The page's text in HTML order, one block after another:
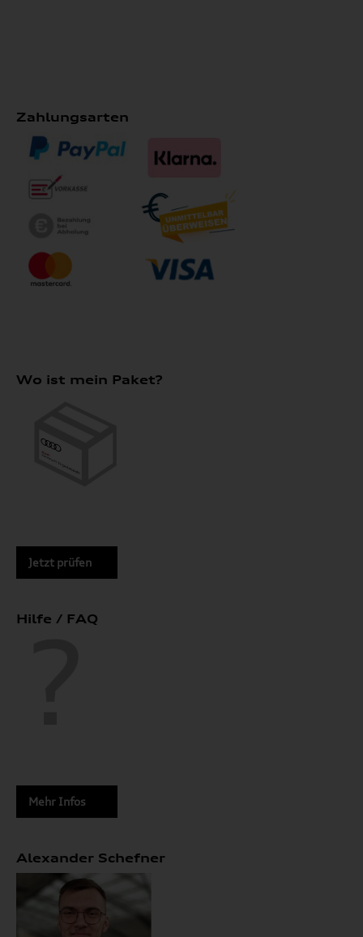
Zahlungsarten
Wo ist mein Paket?
Jetzt prüfen
Hilfe / FAQ
Mehr Infos
Alexander Schefner